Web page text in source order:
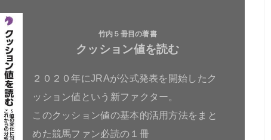
竹内５冊目の著書
クッション値を読む
２０２０年にJRAが公式発表を開始したク
ッション値という新ファクター。
このクッション値の基本的活用方法をまと
めた競馬ファン必読の１冊